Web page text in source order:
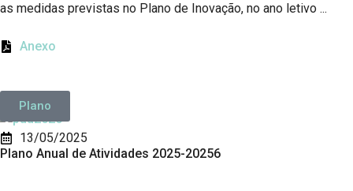
as medidas previstas no Plano de Inovação, no ano letivo ...
Anexo
Plano
13/05/2025
Plano Anual de Atividades 2025-20256